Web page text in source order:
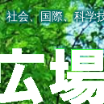
会、国際、科学